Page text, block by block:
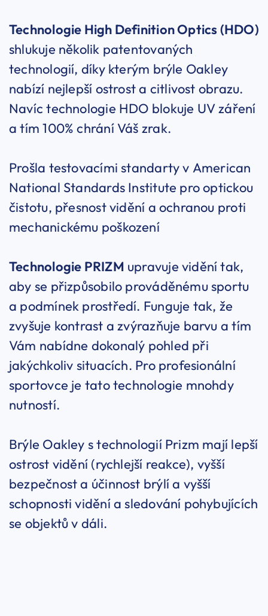
Technologie High Definition Optics (HDO)
shlukuje několik patentovaných
technologií, díky kterým brýle Oakley
nabízí nejlepší ostrost a citlivost obrazu.
Navíc technologie HDO blokuje UV záření
a tím 100% chrání Váš zrak.
Prošla testovacími standarty v American
National Standards Institute pro optickou
čistotu, přesnost vidění a ochranou proti
mechanickému poškození
Technologie PRIZM upravuje vidění tak,
aby se přizpůsobilo prováděnému sportu
a podmínek prostředí. Funguje tak, že
zvyšuje kontrast a zvýrazňuje barvu a tím
Vám nabídne dokonalý pohled při
jakýchkoliv situacích. Pro profesionální
sportovce je tato technologie mnohdy
nutností.
Brýle Oakley s technologií Prizm mají lepší
ostrost vidění (rychlejší reakce), vyšší
bezpečnost a účinnost brýlí a vyšší
schopnosti vidění a sledování pohybujících
se objektů v dáli.